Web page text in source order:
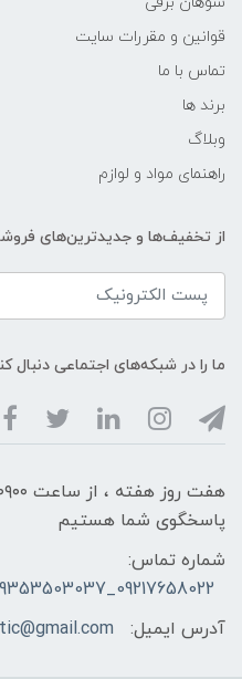
قوانین و مقررات سایت
تماس با ما
برند ها
وبلاگ
راهنمای مواد و لوازم
از تخفیف‌ها و جدیدترین‌های
ما را در شبکه‌های اجتماعی دنبال
پاسخگوی شما هستیم
شماره تماس:
09217658022_09353503037 _02166836216
آدرس ایمیل: